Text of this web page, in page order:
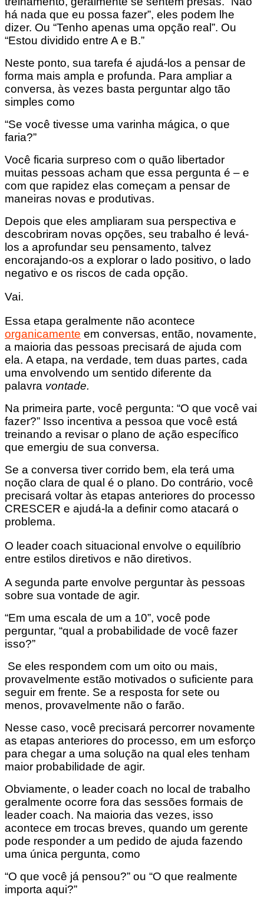
há nada que eu possa fazer”, eles podem lhe
dizer. Ou “Tenho apenas uma opção real”. Ou
“Estou dividido entre A e B.”
Neste ponto, sua tarefa é ajudá-los a pensar de
forma mais ampla e profunda. Para ampliar a
conversa, às vezes basta perguntar algo tão
simples como
“Se você tivesse uma varinha mágica, o que
faria?”
Você ficaria surpreso com o quão libertador
muitas pessoas acham que essa pergunta é – e
com que rapidez elas começam a pensar de
maneiras novas e produtivas.
Depois que eles ampliaram sua perspectiva e
descobriram novas opções, seu trabalho é levá-
los a aprofundar seu pensamento, talvez
encorajando-os a explorar o lado positivo, o lado
negativo e os riscos de cada opção.
Vai.
Essa etapa geralmente não acontece
organicamente em conversas, então, novamente,
a maioria das pessoas precisará de ajuda com
ela. A etapa, na verdade, tem duas partes, cada
uma envolvendo um sentido diferente da
palavra vontade.
Na primeira parte, você pergunta: “O que você vai
fazer?” Isso incentiva a pessoa que você está
treinando a revisar o plano de ação específico
que emergiu de sua conversa.
Se a conversa tiver corrido bem, ela terá uma
noção clara de qual é o plano. Do contrário, você
precisará voltar às etapas anteriores do processo
CRESCER e ajudá-la a definir como atacará o
problema.
O leader coach situacional envolve o equilíbrio
entre estilos diretivos e não diretivos.
A segunda parte envolve perguntar às pessoas
sobre sua vontade de agir.
“Em uma escala de um a 10”, você pode
perguntar, “qual a probabilidade de você fazer
isso?”
Se eles respondem com um oito ou mais,
provavelmente estão motivados o suficiente para
seguir em frente. Se a resposta for sete ou
menos, provavelmente não o farão.
Nesse caso, você precisará percorrer novamente
as etapas anteriores do processo, em um esforço
para chegar a uma solução na qual eles tenham
maior probabilidade de agir.
Obviamente, o leader coach no local de trabalho
geralmente ocorre fora das sessões formais de
leader coach. Na maioria das vezes, isso
acontece em trocas breves, quando um gerente
pode responder a um pedido de ajuda fazendo
uma única pergunta, como
“O que você já pensou?” ou “O que realmente
importa aqui?”